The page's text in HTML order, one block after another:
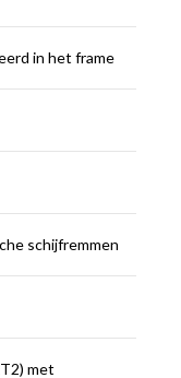
in het frame
schijfremmen
met